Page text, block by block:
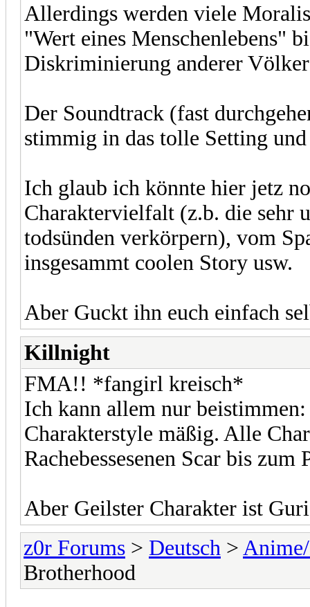
Allerdings werden viele
"Wert eines Menschenlebens"
Diskriminierung anderer
Der Soundtrack (fast
stimmig in das tolle Setting
Ich glaub ich könnte hier jetz
Charaktervielfalt (z.b. die sehr
todsünden verkörpern), vom
insgesammt coolen Story usw.
Aber Guckt ihn euch einfach
Killnight
FMA!! *fangirl kreisch*
Ich kann allem nur
Charakterstyle mäßig. Alle
Rachebessesenen Scar bis zum
Aber Geilster Charakter ist
z0r Forums > Deutsch >
Brotherhood